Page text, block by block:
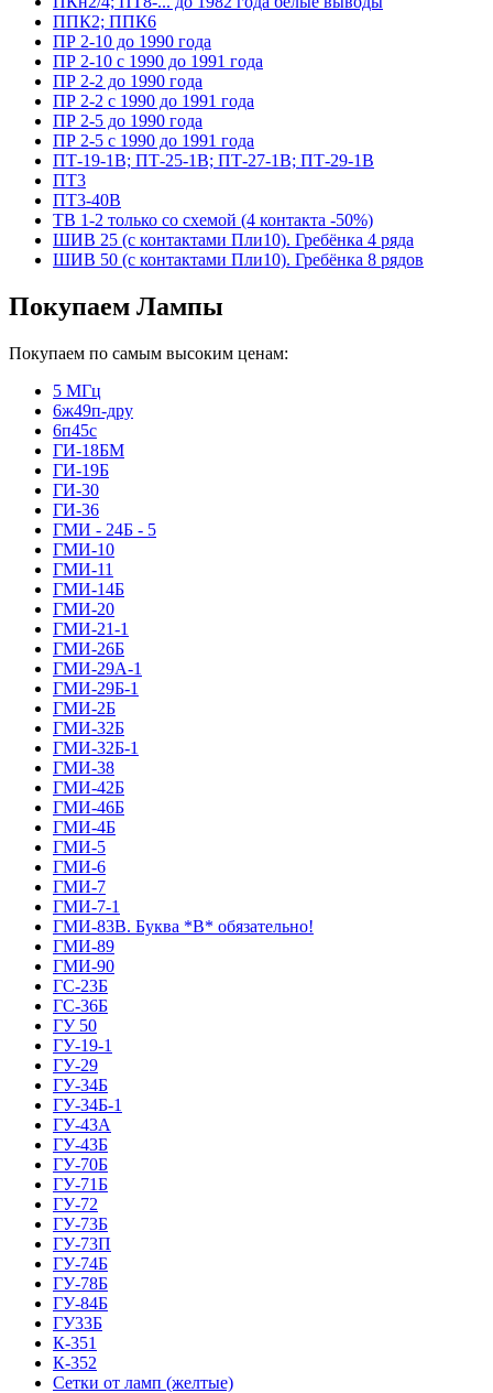
ППК2; ППК6
ПР 2-10 до 1990 года
ПР 2-10 с 1990 до 1991 года
ПР 2-2 до 1990 года
ПР 2-2 с 1990 до 1991 года
ПР 2-5 до 1990 года
ПР 2-5 с 1990 до 1991 года
ПТ-19-1В; ПТ-25-1В; ПТ-27-1В; ПТ-29-1В
ПТ3
ПТ3-40В
ТВ 1-2 только со схемой (4 контакта -50%)
ШИВ 25 (с контактами Пли10). Гребёнка 4 ряда
ШИВ 50 (с контактами Пли10). Гребёнка 8 рядов
Покупаем Лампы
Покупаем по самым высоким ценам:
5 МГц
6ж49п-дру
6п45с
ГИ-18БМ
ГИ-19Б
ГИ-30
ГИ-36
ГМИ - 24Б - 5
ГМИ-10
ГМИ-11
ГМИ-14Б
ГМИ-20
ГМИ-21-1
ГМИ-26Б
ГМИ-29А-1
ГМИ-29Б-1
ГМИ-2Б
ГМИ-32Б
ГМИ-32Б-1
ГМИ-38
ГМИ-42Б
ГМИ-46Б
ГМИ-4Б
ГМИ-5
ГМИ-6
ГМИ-7
ГМИ-7-1
ГМИ-83В. Буква *В* обязательно!
ГМИ-89
ГМИ-90
ГС-23Б
ГС-36Б
ГУ 50
ГУ-19-1
ГУ-29
ГУ-34Б
ГУ-34Б-1
ГУ-43А
ГУ-43Б
ГУ-70Б
ГУ-71Б
ГУ-72
ГУ-73Б
ГУ-73П
ГУ-74Б
ГУ-78Б
ГУ-84Б
ГУ33Б
К-351
К-352
Сетки от ламп (желтые)